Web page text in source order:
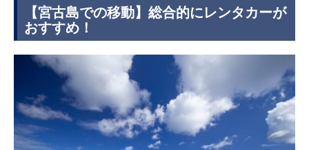
【宮古島での移動】総合的にレンタカーが
おすすめ！